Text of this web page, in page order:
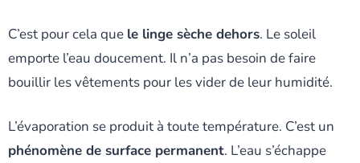
C’est pour cela que le linge sèche dehors. Le soleil
emporte l’eau doucement. Il n’a pas besoin de faire
bouillir les vêtements pour les vider de leur humidité.
L’évaporation se produit à toute température. C’est un
phénomène de surface permanent. L’eau s’échappe